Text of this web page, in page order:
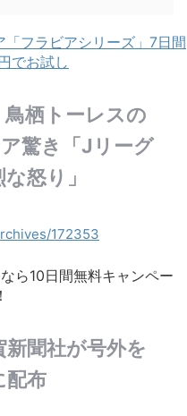
フラビアシリーズ」7日間
でお試し
栖トーレスの
驚き「Jリーグ
怒り」
172353
ら10日間無料キャンペー
聞社が号外を
配布